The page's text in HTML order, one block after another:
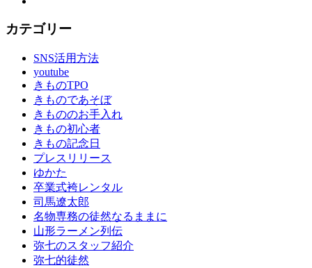
カテゴリー
SNS活用方法
youtube
きものTPO
きものであそぼ
きもののお手入れ
きもの初心者
きもの記念日
プレスリリース
ゆかた
卒業式袴レンタル
司馬遼太郎
名物専務の徒然なるままに
山形ラーメン列伝
弥七のスタッフ紹介
弥七的徒然